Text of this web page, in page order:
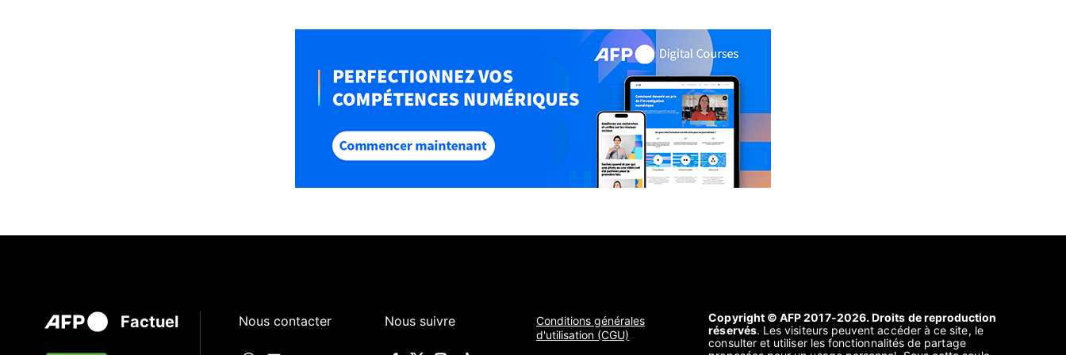
Factuel Nous contacter Nous suivre
Conditions générales
d'utilisation (CGU)
Copyright © AFP 2017-2026. Droits de reproduction
réservés. Les visiteurs peuvent accéder à ce site, le
consulter et utiliser les fonctionnalités de partage